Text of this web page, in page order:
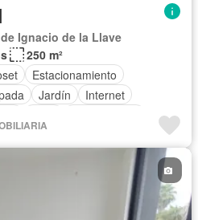
Ignacio de la Llave
250 m²
Estacionamiento
Jardín
Internet